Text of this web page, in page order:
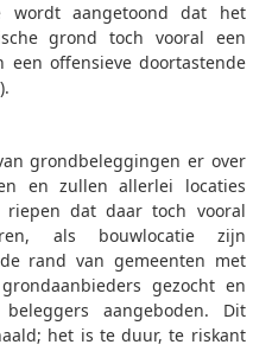
wordt aangetoond dat het
grond toch vooral een
een offensieve doortastende
grondbeleggingen er over
en zullen allerlei locaties
riepen dat daar toch vooral
als bouwlocatie zijn
rand van gemeenten met
gezocht en
aangeboden. Dit
het is te duur, te riskant